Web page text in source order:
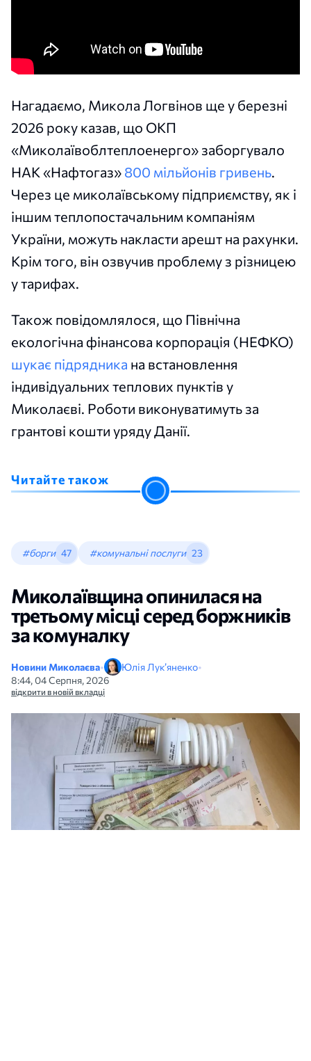
Нагадаємо, Микола Логвінов ще у березні
2026 року казав, що ОКП
«Миколаївоблтеплоенерго» заборгувало
НАК «Нафтогаз» 800 мільйонів гривень.
Через це миколаївському підприємству, як і
іншим теплопостачальним компаніям
України, можуть накласти арешт на рахунки.
Крім того, він озвучив проблему з різницею
у тарифах.
Також повідомлялося, що Північна
екологічна фінансова корпорація (НЕФКО)
шукає підрядника на встановлення
індивідуальних теплових пунктів у
Миколаєві. Роботи виконуватимуть за
грантові кошти уряду Данії.
Читайте також
#борги 47 #комунальні послуги 23
Миколаївщина опинилася на
третьому місці серед боржників
за комуналку
Новини Миколаєва• Юлія Лук’яненко•
8:44, 04 Серпня, 2026
відкрити в новій вкладці